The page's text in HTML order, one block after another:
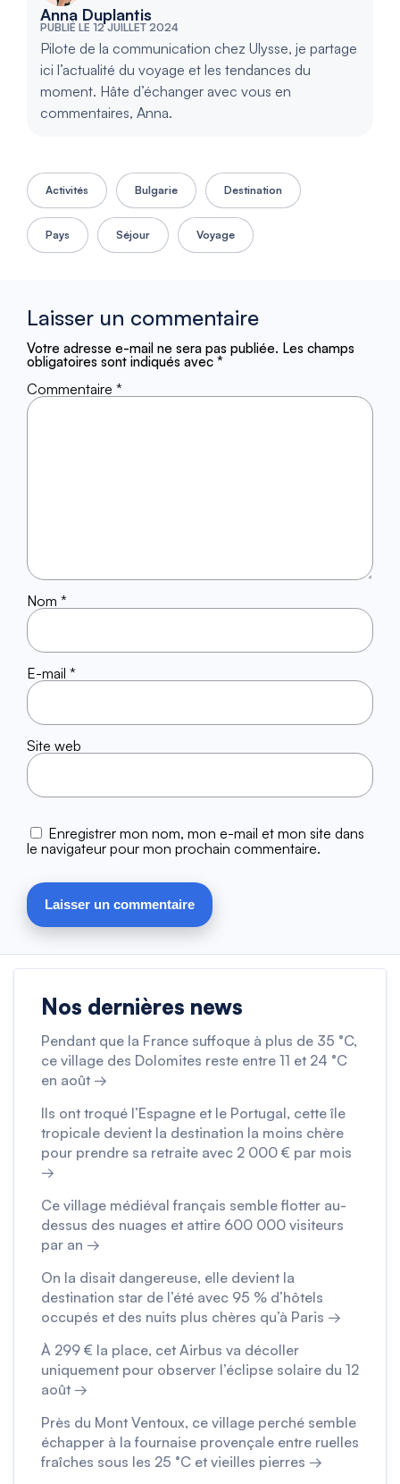
Anna Duplantis
PUBLIÉ LE 12 JUILLET 2024
Pilote de la communication chez Ulysse, je partage
ici l’actualité du voyage et les tendances du
moment. Hâte d’échanger avec vous en
commentaires, Anna.
Activités Bulgarie Destination
Pays Séjour Voyage
Laisser un commentaire
Votre adresse e-mail ne sera pas publiée. Les champs
obligatoires sont indiqués avec *
Commentaire *
Nom *
E-mail *
Site web
Enregistrer mon nom, mon e-mail et mon site dans
le navigateur pour mon prochain commentaire.
Nos dernières news
Pendant que la France suffoque à plus de 35 °C,
ce village des Dolomites reste entre 11 et 24 °C
en août →
Ils ont troqué l’Espagne et le Portugal, cette île
tropicale devient la destination la moins chère
pour prendre sa retraite avec 2 000 € par mois
→
Ce village médiéval français semble flotter au-
dessus des nuages et attire 600 000 visiteurs
par an →
On la disait dangereuse, elle devient la
destination star de l’été avec 95 % d’hôtels
occupés et des nuits plus chères qu’à Paris →
À 299 € la place, cet Airbus va décoller
uniquement pour observer l’éclipse solaire du 12
août →
Près du Mont Ventoux, ce village perché semble
échapper à la fournaise provençale entre ruelles
fraîches sous les 25 °C et vieilles pierres →